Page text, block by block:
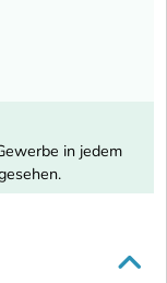
in jedem